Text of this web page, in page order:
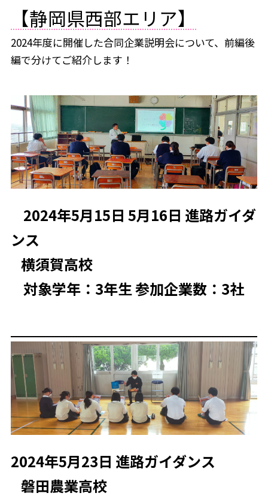
【静岡県西部エリア】
2024年度に開催した合同企業説明会について、前編後
編で分けてご紹介します！
2024年5月15日 5月16日 進路ガイダ
ンス
横須賀高校
対象学年：3年生 参加企業数：3社
2024年5月23日 進路ガイダンス
磐田農業高校